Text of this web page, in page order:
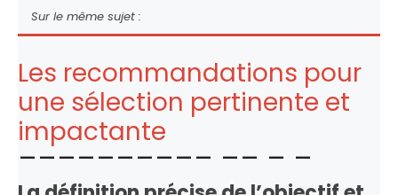
Sur le même sujet :
Les recommandations pour
une sélection pertinente et
impactante